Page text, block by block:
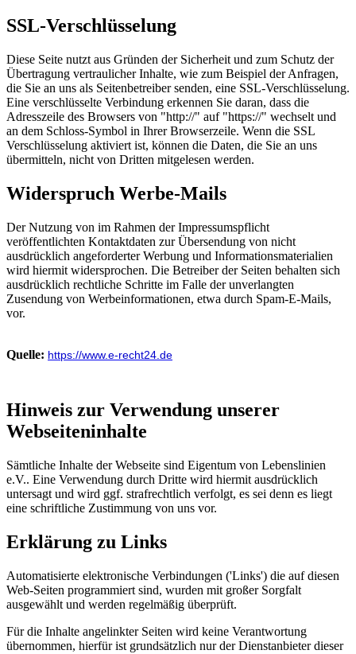
SSL-Verschlüsselung
Diese Seite nutzt aus Gründen der Sicherheit und zum Schutz der
Übertragung vertraulicher Inhalte, wie zum Beispiel der Anfragen,
die Sie an uns als Seitenbetreiber senden, eine SSL-Verschlüsselung.
Eine verschlüsselte Verbindung erkennen Sie daran, dass die
Adresszeile des Browsers von "http://" auf "https://" wechselt und
an dem Schloss-Symbol in Ihrer Browserzeile. Wenn die SSL
Verschlüsselung aktiviert ist, können die Daten, die Sie an uns
übermitteln, nicht von Dritten mitgelesen werden.
Widerspruch Werbe-Mails
Der Nutzung von im Rahmen der Impressumspflicht
veröffentlichten Kontaktdaten zur Übersendung von nicht
ausdrücklich angeforderter Werbung und Informationsmaterialien
wird hiermit widersprochen. Die Betreiber der Seiten behalten sich
ausdrücklich rechtliche Schritte im Falle der unverlangten
Zusendung von Werbeinformationen, etwa durch Spam-E-Mails,
vor.
Quelle: https://www.e-recht24.de
Hinweis zur Verwendung unserer
Webseiteninhalte
Sämtliche Inhalte der Webseite sind Eigentum von Lebenslinien
e.V.. Eine Verwendung durch Dritte wird hiermit ausdrücklich
untersagt und wird ggf. strafrechtlich verfolgt, es sei denn es liegt
eine schriftliche Zustimmung von uns vor.
Erklärung zu Links
Automatisierte elektronische Verbindungen ('Links') die auf diesen
Web-Seiten programmiert sind, wurden mit großer Sorgfalt
ausgewählt und werden regelmäßig überprüft.
Für die Inhalte angelinkter Seiten wird keine Verantwortung
übernommen, hierfür ist grundsätzlich nur der Dienstanbieter dieser